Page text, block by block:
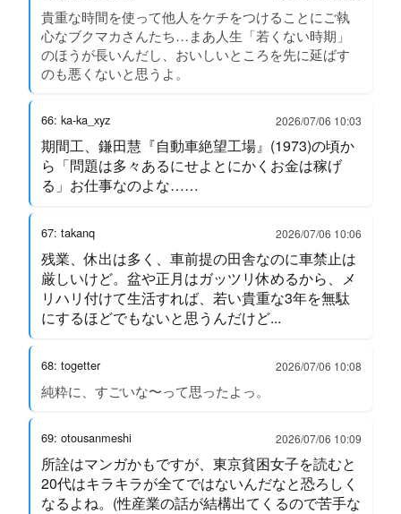
貴重な時間を使って他人をケチをつけることにご執
心なブクマカさんたち…まあ人生「若くない時期」
のほうが長いんだし、おいしいところを先に延ばす
のも悪くないと思うよ。
66: ka-ka_xyz 2026/07/06 10:03
期間工、鎌田慧『自動車絶望工場』(1973)の頃か
ら「問題は多々あるにせよとにかくお金は稼げ
る」お仕事なのよな……
67: takanq 2026/07/06 10:06
残業、休出は多く、車前提の田舎なのに車禁止は
厳しいけど。盆や正月はガッツリ休めるから、メ
リハリ付けて生活すれば、若い貴重な3年を無駄
にするほどでもないと思うんだけど...
68: togetter 2026/07/06 10:08
純粋に、すごいな〜って思ったよっ。
69: otousanmeshi 2026/07/06 10:09
所詮はマンガかもですが、東京貧困女子を読むと
20代はキラキラが全てではないんだなと恐ろしく
なるよね。(性産業の話が結構出てくるので苦手な